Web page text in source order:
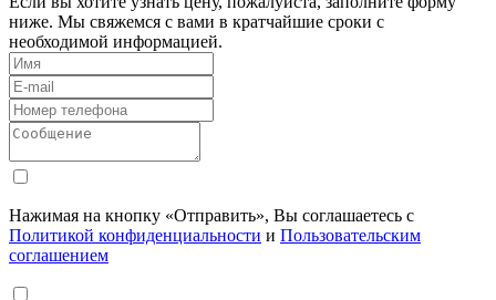
ниже. Мы свяжемся с вами в кратчайшие сроки с
необходимой информацией.
Нажимая на кнопку «Отправить», Вы соглашаетесь с
Политикой конфиденциальности и Пользовательским
соглашением